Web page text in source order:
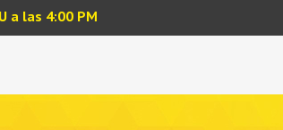
a las 4:00 PM